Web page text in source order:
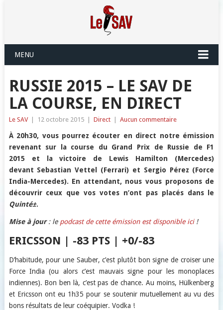
MENU
RUSSIE 2015 – LE SAV DE
LA COURSE, EN DIRECT
Le SAV 12 octobre 2015 Direct Aucun commentaire
À 20h30, vous pourrez écouter en direct notre émission
revenant sur la course du Grand Prix de Russie de F1
2015 et la victoire de Lewis Hamilton (Mercedes)
devant Sebastian Vettel (Ferrari) et Sergio Pérez (Force
India-Mercedes). En attendant, nous vous proposons de
découvrir ceux que vos votes n’ont pas placés dans le
Quinté±.
Mise à jour: le podcast de cette émission est disponible ici!
ERICSSON | -83 PTS | +0/-83
D’habitude, pour une Sauber, c’est plutôt bon signe de croiser une
Force India (ou alors c’est mauvais signe pour les monoplaces
indiennes). Bon ben là, c’est pas de chance. Au moins, Hülkenberg
et Ericsson ont eu 1h35 pour se soutenir mutuellement au vu des
bons résultats de leur coéquipier. Vodka !